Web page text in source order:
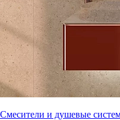
Смесители и душевые